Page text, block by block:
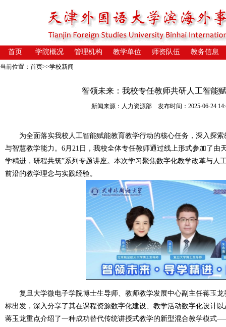
首页 学院概况 管理机构 教学单位 师资队伍 教务信息
当前位置： 首页>>学校新闻
智领未来：我校专任教师共研人工智能
新闻来源：人力资源部 发布时间：2025-06-24
为全面落实我校人工智能赋能教育教学行动的核心任务，深入探索
与智慧教学能力。6月21日，我校全体专任教师通过线上形式参加了由
学精进，研程共筑”系列专题讲座。本次学习聚焦数字化教学改革与人
前沿的教学理念与实践经验。
复旦大学微电子学院博士生导师、教师教学发展中心副主任蒋玉龙
标出发，深入分享了其在课程资源数字化建设、教学活动数字化设计
蒋玉龙重点介绍了一种成功替代传统讲授式教学的新型混合教学模式